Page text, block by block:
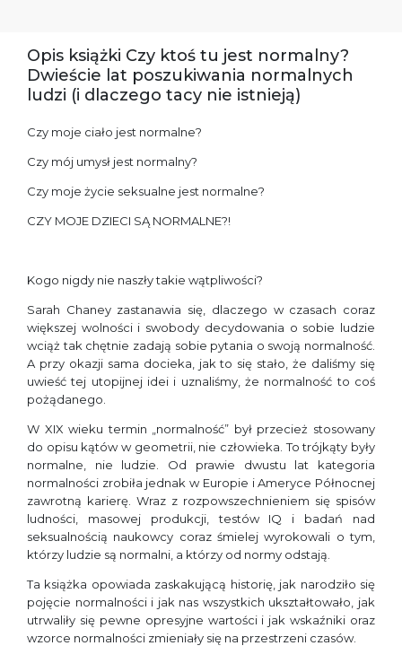
Opis książki Czy ktoś tu jest normalny?
Dwieście lat poszukiwania normalnych
ludzi (i dlaczego tacy nie istnieją)
Czy moje ciało jest normalne?
Czy mój umysł jest normalny?
Czy moje życie seksualne jest normalne?
CZY MOJE DZIECI SĄ NORMALNE?!
Kogo nigdy nie naszły takie wątpliwości?
Sarah Chaney zastanawia się, dlaczego w czasach coraz
większej wolności i swobody decydowania o sobie ludzie
wciąż tak chętnie zadają sobie pytania o swoją normalność.
A przy okazji sama docieka, jak to się stało, że daliśmy się
uwieść tej utopijnej idei i uznaliśmy, że normalność to coś
pożądanego.
W XIX wieku termin „normalność” był przecież stosowany
do opisu kątów w geometrii, nie człowieka. To trójkąty były
normalne, nie ludzie. Od prawie dwustu lat kategoria
normalności zrobiła jednak w Europie i Ameryce Północnej
zawrotną karierę. Wraz z rozpowszechnieniem się spisów
ludności, masowej produkcji, testów IQ i badań nad
seksualnością naukowcy coraz śmielej wyrokowali o tym,
którzy ludzie są normalni, a którzy od normy odstają.
Ta książka opowiada zaskakującą historię, jak narodziło się
pojęcie normalności i jak nas wszystkich ukształtowało, jak
utrwaliły się pewne opresyjne wartości i jak wskaźniki oraz
wzorce normalności zmieniały się na przestrzeni czasów.